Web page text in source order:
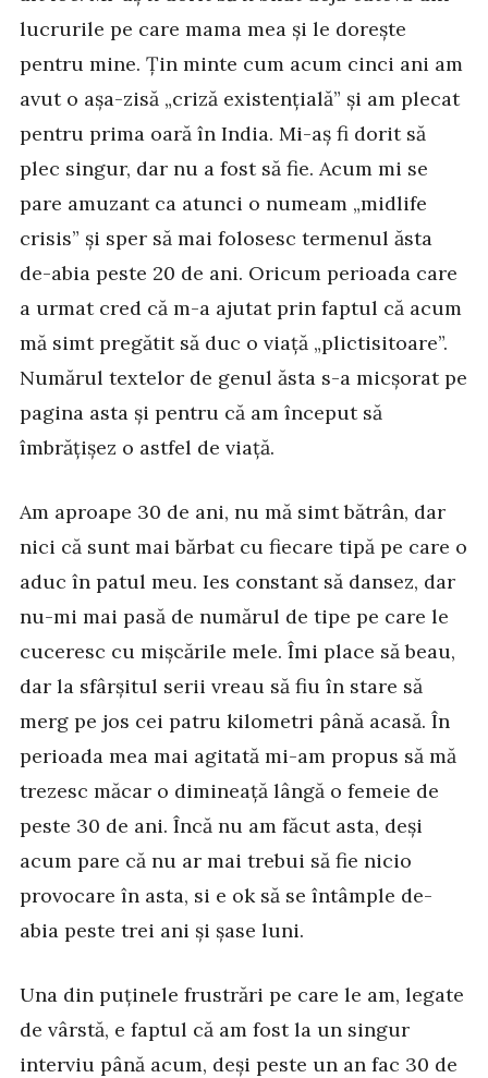
lucrurile pe care mama mea și le dorește
pentru mine. Țin minte cum acum cinci ani am
avut o așa-zisă „criză existențială” și am plecat
pentru prima oară în India. Mi-aș fi dorit să
plec singur, dar nu a fost să fie. Acum mi se
pare amuzant ca atunci o numeam „midlife
crisis” și sper să mai folosesc termenul ăsta
de-abia peste 20 de ani. Oricum perioada care
a urmat cred că m-a ajutat prin faptul că acum
mă simt pregătit să duc o viață „plictisitoare”.
Numărul textelor de genul ăsta s-a micșorat pe
pagina asta și pentru că am început să
îmbrățișez o astfel de viață.
Am aproape 30 de ani, nu mă simt bătrân, dar
nici că sunt mai bărbat cu fiecare tipă pe care o
aduc în patul meu. Ies constant să dansez, dar
nu-mi mai pasă de numărul de tipe pe care le
cuceresc cu mișcările mele. Îmi place să beau,
dar la sfârșitul serii vreau să fiu în stare să
merg pe jos cei patru kilometri până acasă. În
perioada mea mai agitată mi-am propus să mă
trezesc măcar o dimineață lângă o femeie de
peste 30 de ani. Încă nu am făcut asta, deși
acum pare că nu ar mai trebui să fie nicio
provocare în asta, si e ok să se întâmple de-
abia peste trei ani și șase luni.
Una din puținele frustrări pe care le am, legate
de vârstă, e faptul că am fost la un singur
interviu până acum, deși peste un an fac 30 de